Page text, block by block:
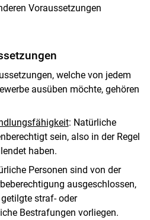
Voraussetzungen
welche von jedem
ausüben möchte, gehören
: Natürliche
sein, also in der Regel
haben.
Personen sind von der
ausgeschlossen,
straf- oder
Bestrafungen vorliegen.